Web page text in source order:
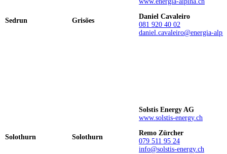
Sedrun Grisões
Daniel Cavaleiro
081 920 40 02
daniel.cavaleiro@energia-
Solothurn Solothurn
Solstis Energy AG
www.solstis-energy.ch
Remo Zürcher
079 511 95 24
info@solstis-energy.ch